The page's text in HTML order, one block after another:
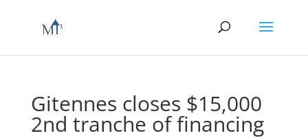
Gitennes closes $15,000
2nd tranche of financing